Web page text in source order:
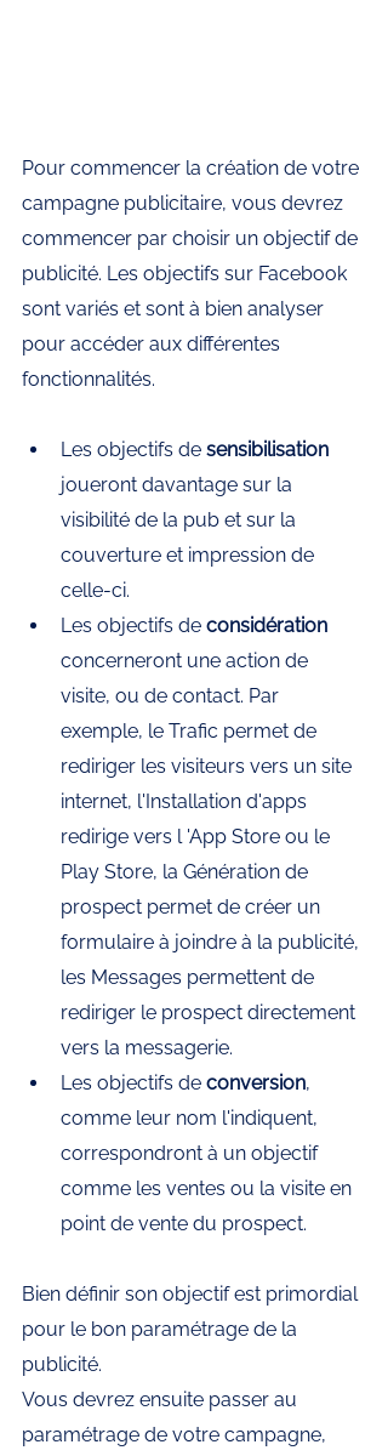
Pour commencer la création de votre
campagne publicitaire, vous devrez
commencer par choisir un objectif de
publicité. Les objectifs sur Facebook
sont variés et sont à bien analyser
pour accéder aux différentes
fonctionnalités.
Les objectifs de sensibilisation
joueront davantage sur la
visibilité de la pub et sur la
couverture et impression de
celle-ci.
Les objectifs de considération
concerneront une action de
visite, ou de contact. Par
exemple, le Trafic permet de
rediriger les visiteurs vers un site
internet, l'Installation d'apps
redirige vers l 'App Store ou le
Play Store, la Génération de
prospect permet de créer un
formulaire à joindre à la publicité,
les Messages permettent de
rediriger le prospect directement
vers la messagerie.
Les objectifs de conversion,
comme leur nom l'indiquent,
correspondront à un objectif
comme les ventes ou la visite en
point de vente du prospect.
Bien définir son objectif est primordial
pour le bon paramétrage de la
publicité.
Vous devrez ensuite passer au
paramétrage de votre campagne,